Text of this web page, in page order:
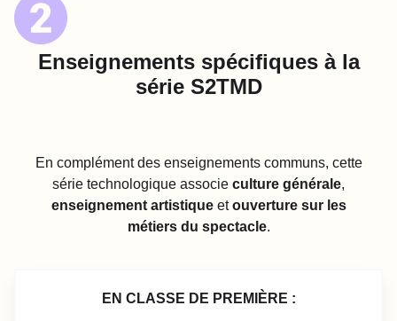
Enseignements spécifiques à la
série S2TMD
En complément des enseignements communs, cette
série technologique associe culture générale,
enseignement artistiqueetouverture sur les
métiers du spectacle.
EN CLASSE DE PREMIÈRE :